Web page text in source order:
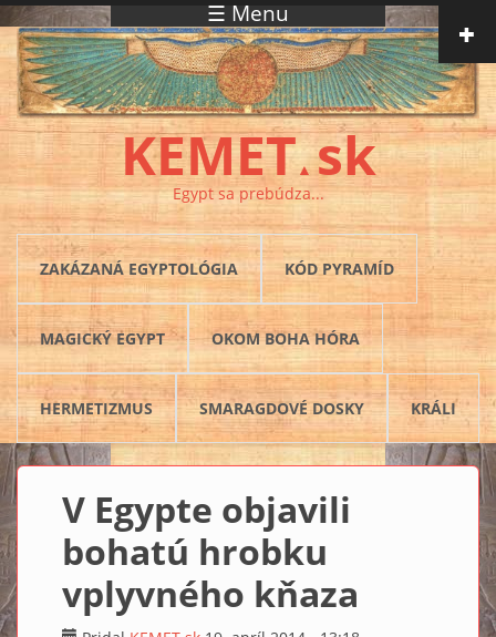
Skočiť na hlavný obsah ☰ Menu
KEMET▲ sk
Egypt sa prebúdza...
ZAKÁZANÁ EGYPTOLÓGIA KÓD PYRAMÍD
MAGICKÝ EGYPT OKOM BOHA HÓRA
HERMETIZMUS SMARAGDOVÉ DOSKY KRÁLI
V Egypte objavili
bohatú hrobku
vplyvného kňaza